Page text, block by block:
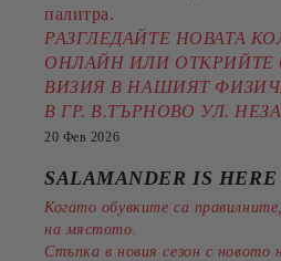
палитра.
РАЗГЛЕДАЙТЕ НОВАТА
ОНЛАЙН ИЛИ ОТКРИЙТЕ
ВИЗИЯ В НАШИЯТ
В ГР. В.ТЪРНОВО УЛ.
20 Фев 2026
SALAMANDER IS HERE
Когато обувките са
на мястото.
Стъпка в новия сезон с новото